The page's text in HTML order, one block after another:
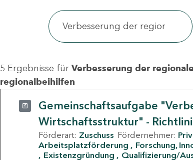
5 Ergebnisse für Verbesserung der
regionalbeihilfen
Gemeinschaftsaufgabe
Wirtschaftsstruktur" -
Förderart: Zuschuss Fördernehmer:
Arbeitsplatzförderung
Forschung,
Existenzgründung
Qualifizierung/